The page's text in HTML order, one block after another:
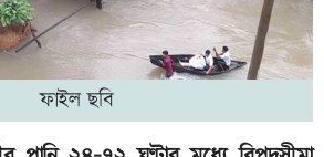
ফাইল ছবি